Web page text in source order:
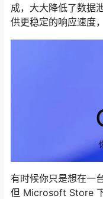
成，大大降低了数据
供更稳定的响应速度
有时候你只是想在一
但 Microsoft Store